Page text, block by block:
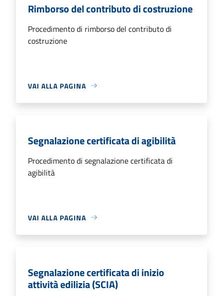
Rimborso del contributo di costruzione
Procedimento di rimborso del contributo di
costruzione
VAI ALLA PAGINA
Segnalazione certificata di agibilità
Procedimento di segnalazione certificata di
agibilità
VAI ALLA PAGINA
Segnalazione certificata di inizio
attività edilizia (SCIA)